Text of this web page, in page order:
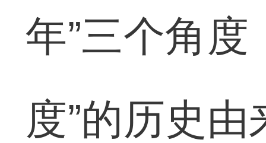
年”三个角
度”的历史